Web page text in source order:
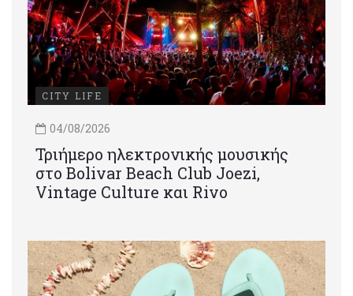
CITY LIFE
04/08/2026
Τριήμερο ηλεκτρονικής μουσικής
στο Bolivar Beach Club Joezi,
Vintage Culture και Rivo